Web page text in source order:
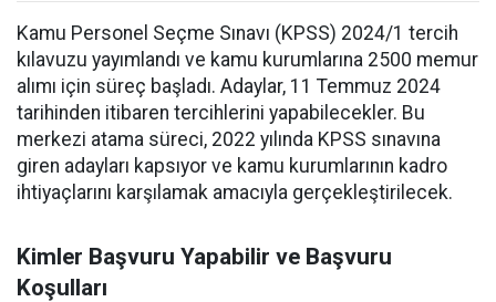
Kamu Personel Seçme Sınavı (KPSS) 2024/1 tercih
kılavuzu yayımlandı ve kamu kurumlarına 2500 memur
alımı için süreç başladı. Adaylar, 11 Temmuz 2024
tarihinden itibaren tercihlerini yapabilecekler. Bu
merkezi atama süreci, 2022 yılında KPSS sınavına
giren adayları kapsıyor ve kamu kurumlarının kadro
ihtiyaçlarını karşılamak amacıyla gerçekleştirilecek.
Kimler Başvuru Yapabilir ve Başvuru
Koşulları